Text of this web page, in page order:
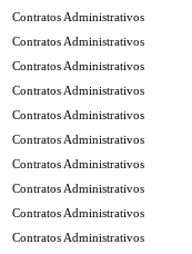
Contratos Administrativos
Contratos Administrativos
Contratos Administrativos
Contratos Administrativos
Contratos Administrativos
Contratos Administrativos
Contratos Administrativos
Contratos Administrativos
Contratos Administrativos
Contratos Administrativos